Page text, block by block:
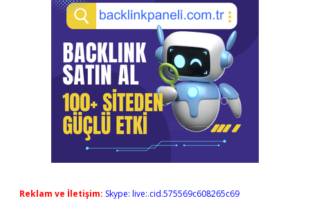
Reklam ve İletişim: Skype: live:.cid.575569c608265c69